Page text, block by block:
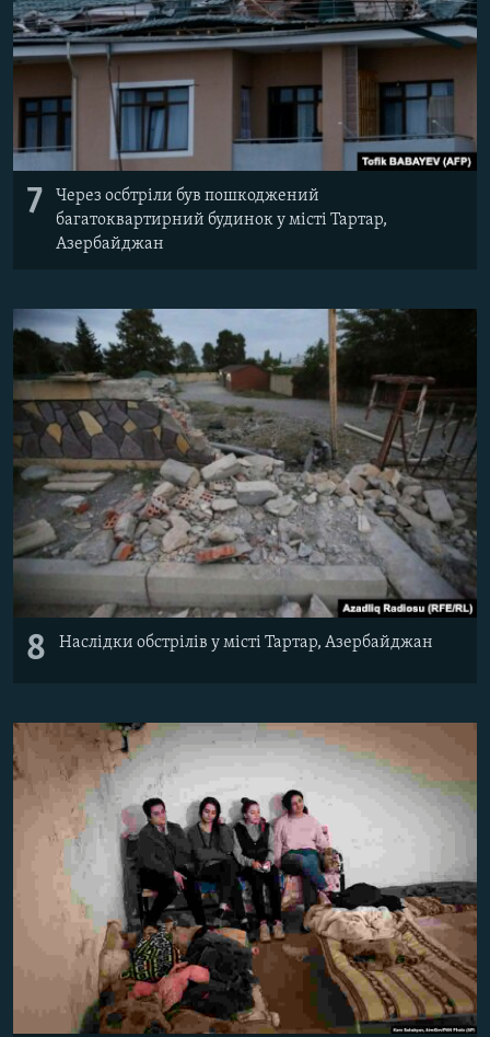
7
Через осбтріли був пошкоджений
багатоквартирний будинок у місті Тартар,
Азербайджан
8 Наслідки обстрілів у місті Тартар, Азербайджан